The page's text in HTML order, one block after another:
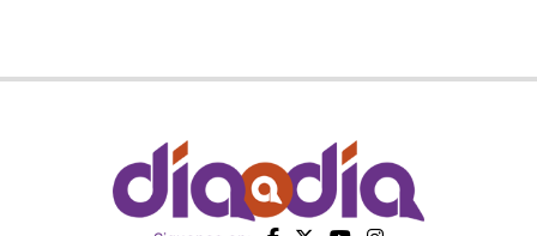
Siguenos en: